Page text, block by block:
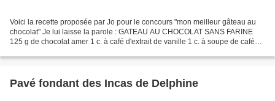
Voici la recette proposée par Jo pour le concours "mon meilleur gâteau au
chocolat" Je lui laisse la parole : GATEAU AU CHOCOLAT SANS FARINE
125 g de chocolat amer 1 c. à café d'extrait de vanille 1 c. à soupe de café
Pavé fondant des Incas de Delphine